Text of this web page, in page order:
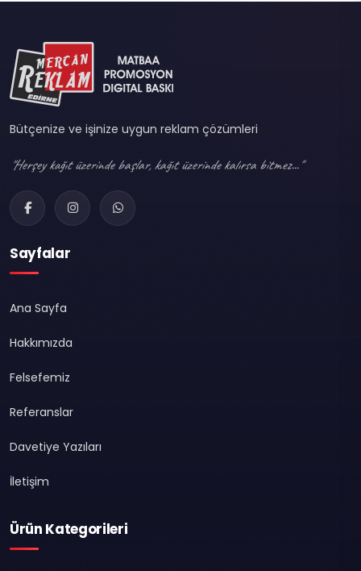
Bütçenize ve işinize uygun reklam çözümleri
"Herşey kağıt üzerinde başlar, kağıt üzerinde kalırsa bitmez..."
Sayfalar
Ana Sayfa
Hakkımızda
Felsefemiz
Referanslar
Davetiye Yazıları
İletişim
Ürün Kategorileri